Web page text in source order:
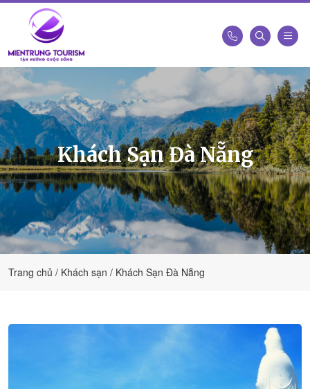
Công
Ty
Du
Lịch
Kết
Nối
Di
Sản
Trung
-
Miền
Trung
Khách Sạn Đà Nẵng
Trang chủ Khách sạn Khách Sạn Đà Nẵng